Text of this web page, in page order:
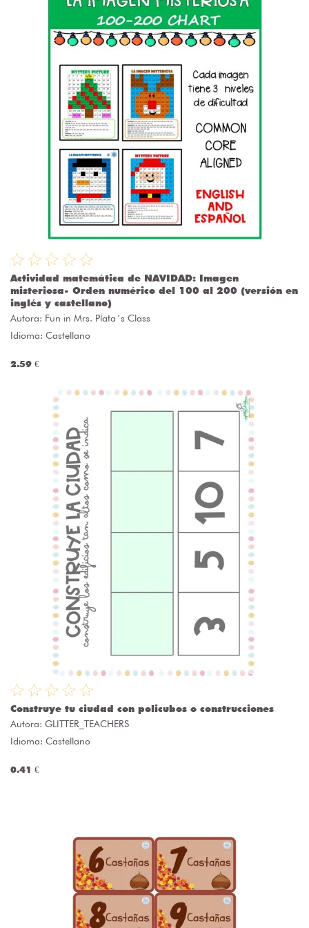
Actividad matemática de NAVIDAD: Imagen
misteriosa- Orden numérico del 100 al 200 (versión en
inglés y castellano)
Autora: Fun in Mrs. Plata´s Class
Idioma: Castellano
2.59 €
Construye tu ciudad con policubos o construcciones
Autora: GLITTER_TEACHERS
Idioma: Castellano
0.41 €